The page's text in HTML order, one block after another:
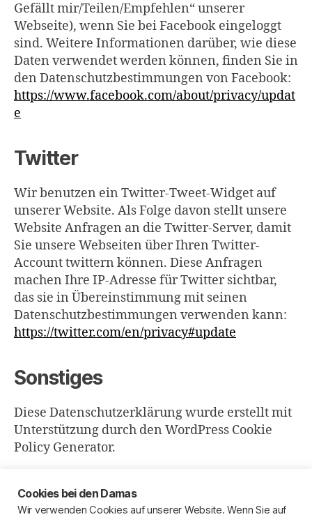
Gefällt mir/Teilen/Empfehlen“ unserer
Webseite), wenn Sie bei Facebook eingeloggt
sind. Weitere Informationen darüber, wie diese
Daten verwendet werden können, finden Sie in
den Datenschutzbestimmungen von Facebook:
https://www.facebook.com/about/privacy/updat
e
Twitter
Wir benutzen ein Twitter-Tweet-Widget auf
unserer Website. Als Folge davon stellt unsere
Website Anfragen an die Twitter-Server, damit
Sie unsere Webseiten über Ihren Twitter-
Account twittern können. Diese Anfragen
machen Ihre IP-Adresse für Twitter sichtbar,
das sie in Übereinstimmung mit seinen
Datenschutzbestimmungen verwenden kann:
https://twitter.com/en/privacy#update
Sonstiges
Diese Datenschutzerklärung wurde erstellt mit
Unterstützung durch den WordPress Cookie
Policy Generator.
Cookies bei den Damas
Wir verwenden Cookies auf unserer Website. Wenn Sie auf